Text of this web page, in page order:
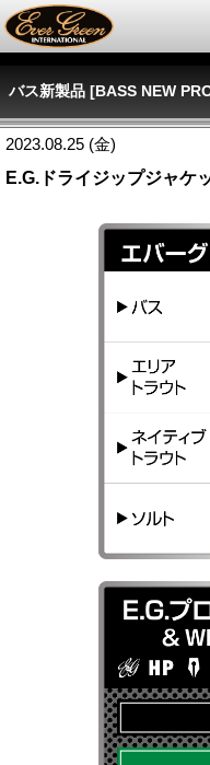
バス新製品 [BASS NEW
2023.08.25 (金)
E.G.ドライジップジャ